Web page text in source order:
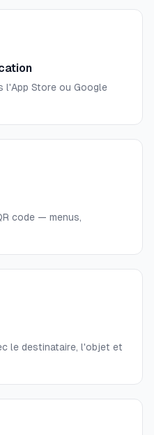
l'App Store ou Google
code — menus,
le destinataire, l'objet et